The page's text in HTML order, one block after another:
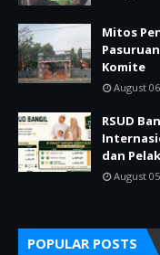
Mitos
Komite
August
RSUD
dan
August
POPULAR POSTS